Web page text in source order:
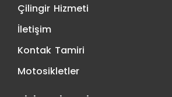
Çilingir Hizmeti
İletişim
Kontak Tamiri
Motosikletler